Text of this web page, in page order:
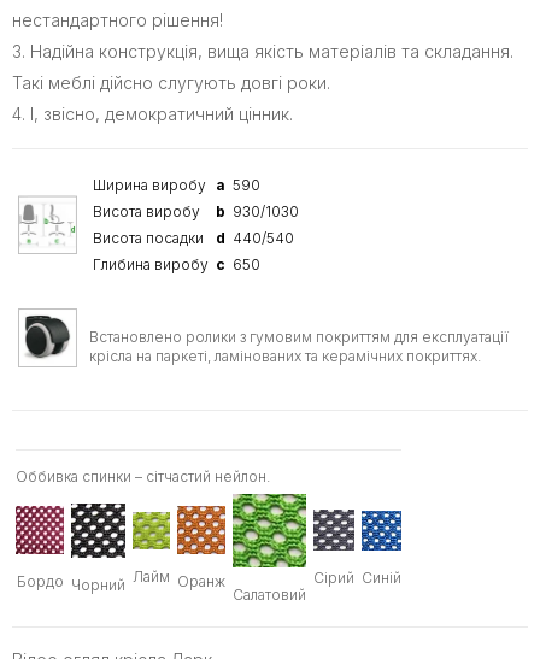
нестандартного рішення!
3. Надійна конструкція, вища якість матеріалів та складання.
Такі меблі дійсно слугують довгі роки.
4. І, звісно, демократичний цінник.
Ширина виробу a 590
Висота виробу
b 930/1030
Висота посадки
d 440/540
Глибина виробу c 650
Встановлено ролики з гумовим покриттям для експлуатації
крісла на паркеті, ламінованих та керамічних покриттях.
Оббивка спинки – сітчастий нейлон.
Бордо Чорний Лайм Оранж
Салатовий
Сірий Синій